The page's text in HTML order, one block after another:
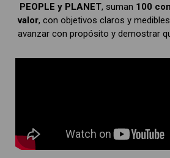
PEOPLE y PLANET, suman 100
valor, con objetivos claros y
avanzar con propósito y demostrar